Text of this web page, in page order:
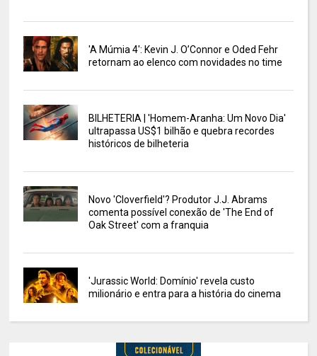
'A Múmia 4': Kevin J. O’Connor e Oded Fehr
retornam ao elenco com novidades no time
BILHETERIA | 'Homem-Aranha: Um Novo Dia'
ultrapassa US$1 bilhão e quebra recordes
históricos de bilheteria
Novo 'Cloverfield'? Produtor J.J. Abrams
comenta possível conexão de 'The End of
Oak Street' com a franquia
'Jurassic World: Domínio' revela custo
milionário e entra para a história do cinema